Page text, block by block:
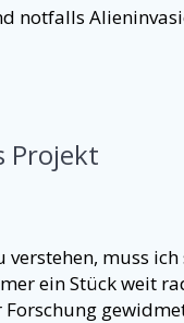
notfalls
Projekt
muss
ein Stück weit
Forschung